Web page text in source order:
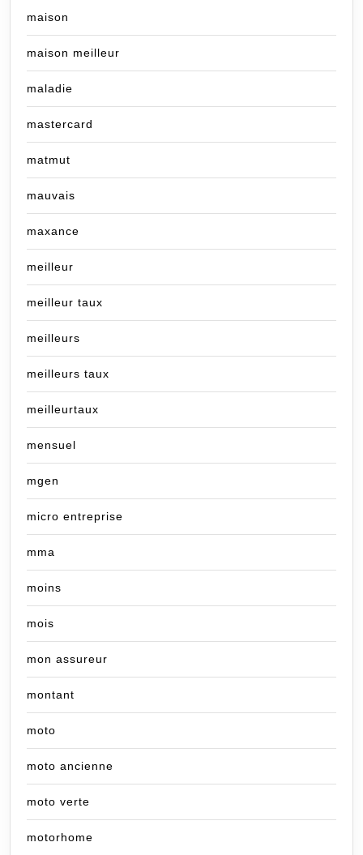
maison
maison meilleur
maladie
mastercard
matmut
mauvais
maxance
meilleur
meilleur taux
meilleurs
meilleurs taux
meilleurtaux
mensuel
mgen
micro entreprise
mma
moins
mois
mon assureur
montant
moto
moto ancienne
moto verte
motorhome